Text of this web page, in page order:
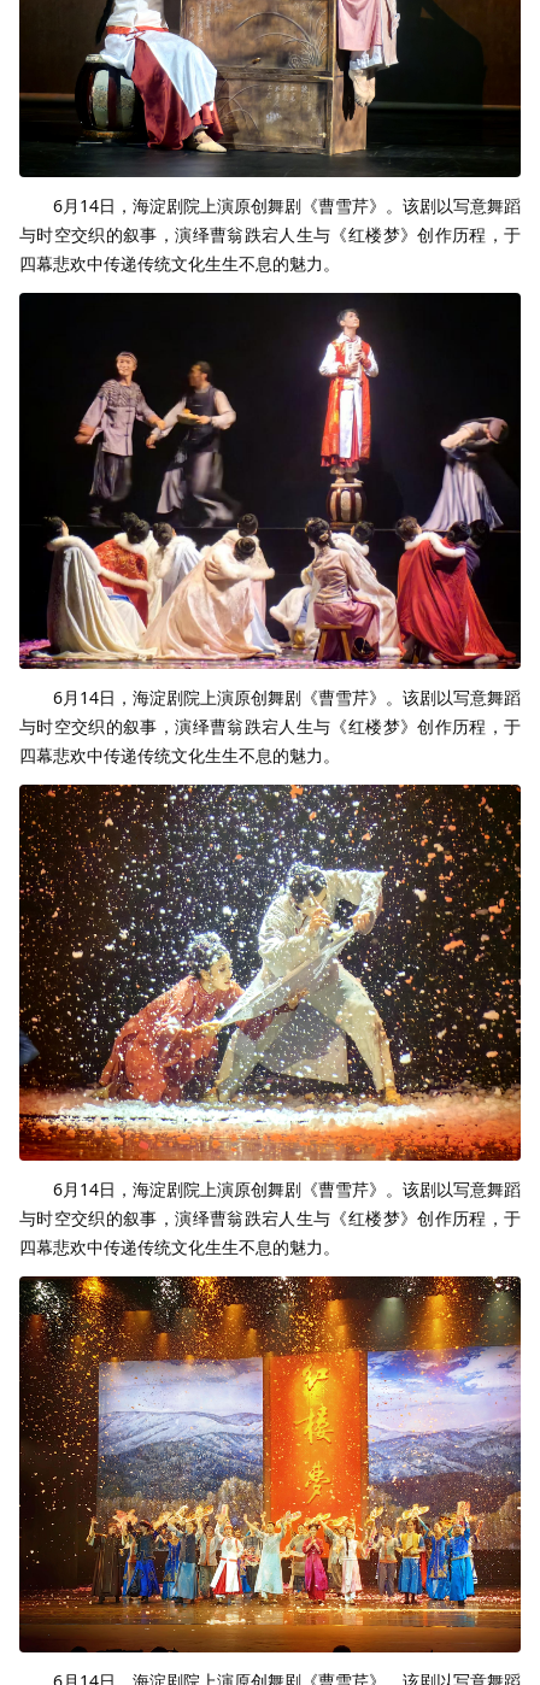
6月14日，海淀剧院上演原创舞剧《曹雪芹》。该剧以写意舞蹈
与时空交织的叙事，演绎曹翁跌宕人生与《红楼梦》创作历程，于
四幕悲欢中传递传统文化生生不息的魅力。
6月14日，海淀剧院上演原创舞剧《曹雪芹》。该剧以写意舞蹈
与时空交织的叙事，演绎曹翁跌宕人生与《红楼梦》创作历程，于
四幕悲欢中传递传统文化生生不息的魅力。
6月14日，海淀剧院上演原创舞剧《曹雪芹》。该剧以写意舞蹈
与时空交织的叙事，演绎曹翁跌宕人生与《红楼梦》创作历程，于
四幕悲欢中传递传统文化生生不息的魅力。